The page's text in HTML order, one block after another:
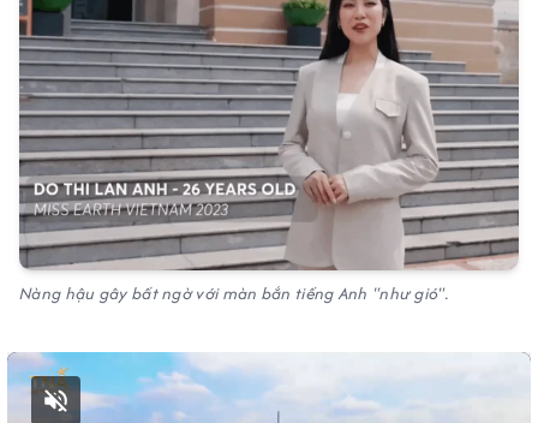
Nàng hậu gây bất ngờ với màn bắn tiếng Anh "như gió".
Bật tiếng